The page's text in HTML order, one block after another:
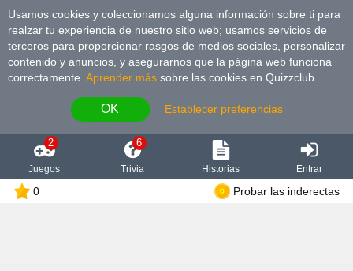
Usamos cookies y coleccionamos alguna información sobre ti para
realzar tu experiencia de nuestro sitio web; usamos servicios de
terceros para proporcionar rasgos de medios sociales, personalizar
contenido y anuncios, y asegurarnos que la página web funciona
correctamente. Aprender más sobre las cookies en Quizzclub.
OK Establecer preferencias
2
Juegos
6
Trivia Historias Entrar
0 Probar las inderectas